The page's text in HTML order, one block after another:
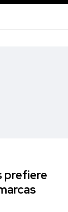
prefiere